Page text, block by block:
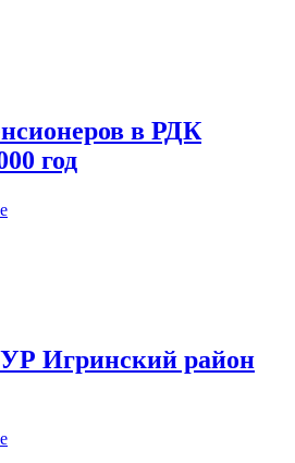
в РДК
год
Игринский район